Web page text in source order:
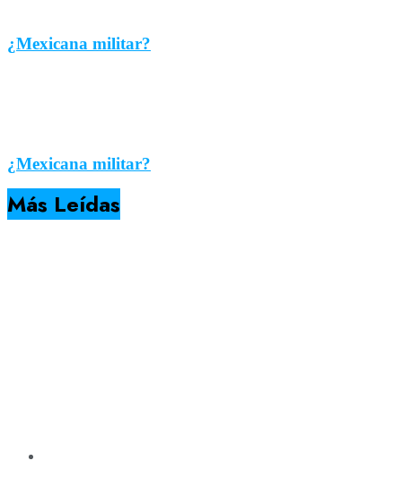
¿Mexicana militar?
¿Mexicana militar?
Más Leídas